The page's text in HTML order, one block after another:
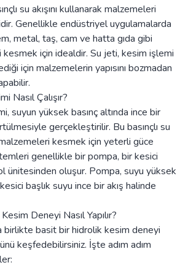
su akışını kullanarak malzemeleri
Genellikle endüstriyel uygulamalarda
metal, taş, cam ve hatta gıda gibi
için idealdir. Su jeti, kesim işlemi
için malzemelerin yapısını bozmadan
Nasıl Çalışır?
suyun yüksek basınç altında ince bir
gerçekleştirilir. Bu basınçlı su
kesmek için yeterli güce
genellikle bir pompa, bir kesici
ünitesinden oluşur. Pompa, suyu yüksek
kesici başlık suyu ince bir akış halinde
Deneyi Nasıl Yapılır?
birlikte basit bir hidrolik kesim deneyi
keşfedebilirsiniz. İşte adım adım